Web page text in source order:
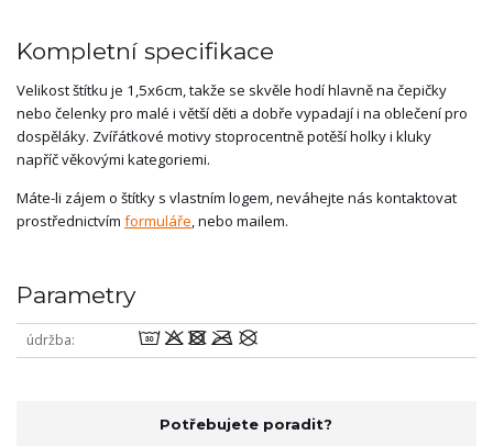
Kompletní specifikace
Velikost štítku je 1,5x6cm, takže se skvěle hodí hlavně na čepičky
nebo čelenky pro malé i větší děti a dobře vypadají i na oblečení pro
dospěláky. Zvířátkové motivy stoprocentně potěší holky i kluky
napříč věkovými kategoriemi.
Máte-li zájem o štítky s vlastním logem, neváhejte nás kontaktovat
prostřednictvím formuláře, nebo mailem.
Parametry
údržba wodmU
Potřebujete poradit?